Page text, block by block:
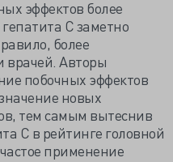
эффектов более
С заметно
более
Авторы
побочных эффектов
новых
тем самым вытеснив
С в рейтинге головной
применение